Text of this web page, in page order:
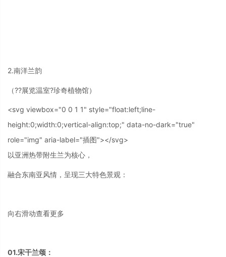
2.南洋兰韵
（??展览温室?珍奇植物馆）
<svg viewbox="0 0 1 1" style="float:left;line-
height:0;width:0;vertical-align:top;" data-no-dark="true"
role="img" aria-label="插图"></svg>
以亚洲热带附生兰为核心，
融合东南亚风情，呈现三大特色景观：
向右滑动查看更多
01.宋干兰颂：